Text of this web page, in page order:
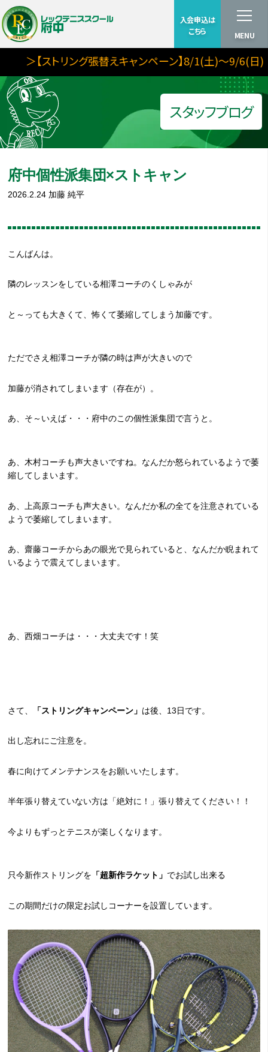
入会申込は
こちら
MENU
＞【ストリング張替えキャンペーン】8/1(土)～9/6(日)
スタッフブログ
府中個性派集団×ストキャン
2026.2.24 加藤 純平
こんばんは。
隣のレッスンをしている相澤コーチのくしゃみが
と～っても大きくて、怖くて萎縮してしまう加藤です。
ただでさえ相澤コーチが隣の時は声が大きいので
加藤が消されてしまいます（存在が）。
あ、そ～いえば・・・府中のこの個性派集団で言うと。
あ、木村コーチも声大きいですね。なんだか怒られているようで萎
縮してしまいます。
あ、上高原コーチも声大きい。なんだか私の全てを注意されている
ようで萎縮してしまいます。
あ、齋藤コーチからあの眼光で見られていると、なんだか睨まれて
いるようで震えてしまいます。
あ、西畑コーチは・・・大丈夫です！笑
さて、 「ストリングキャンペーン」 は後、13日です。
出し忘れにご注意を。
春に向けてメンテナンスをお願いいたします。
半年張り替えていない方は「絶対に！」張り替えてください！！
今よりもずっとテニスが楽しくなります。
只今新作ストリングを 「超新作ラケット」 でお試し出来る
この期間だけの限定お試しコーナーを設置しています。